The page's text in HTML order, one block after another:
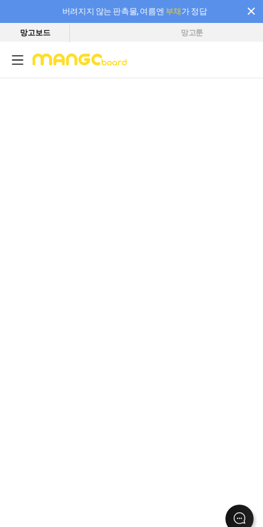
버려지지 않는 판촉물, 여름엔 부채가 정답
필요한 만큼 충전하고 끊김 없이 작업하세요! 새로워진 AI 부스터 요금제
망고보드 망고툰